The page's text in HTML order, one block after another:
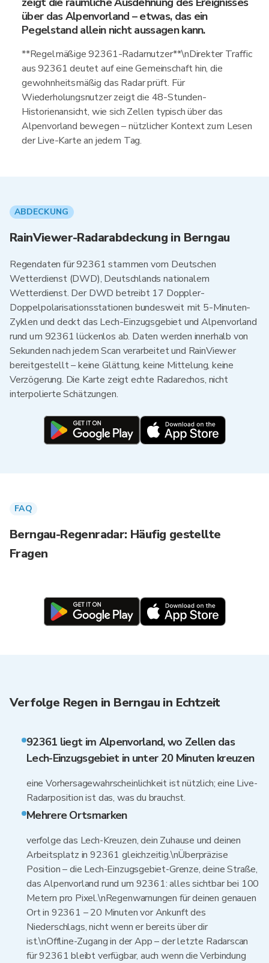
über das Alpenvorland – etwas, das ein
Pegelstand allein nicht aussagen kann.
**Regelmäßige 92361-Radarnutzer**\nDirekter Traffic
aus 92361 deutet auf eine Gemeinschaft hin, die
gewohnheitsmäßig das Radar prüft. Für
Wiederholungsnutzer zeigt die 48-Stunden-
Historienansicht, wie sich Zellen typisch über das
Alpenvorland bewegen – nützlicher Kontext zum Lesen
der Live-Karte an jedem Tag.
ABDECKUNG
RainViewer-Radarabdeckung in Berngau
Regendaten für 92361 stammen vom Deutschen
Wetterdienst (DWD), Deutschlands nationalem
Wetterdienst. Der DWD betreibt 17 Doppler-
Doppelpolarisationsstationen bundesweit mit 5-Minuten-
Zyklen und deckt das Lech-Einzugsgebiet und Alpenvorland
rund um 92361 lückenlos ab. Daten werden innerhalb von
Sekunden nach jedem Scan verarbeitet und RainViewer
bereitgestellt – keine Glättung, keine Mittelung, keine
Verzögerung. Die Karte zeigt echte Radarechos, nicht
interpolierte Schätzungen.
FAQ
Berngau-Regenradar: Häufig gestellte
Fragen
Verfolge Regen in Berngau in Echtzeit
92361 liegt im Alpenvorland, wo Zellen das
Lech-Einzugsgebiet in unter 20 Minuten kreuzen
eine Vorhersagewahrscheinlichkeit ist nützlich; eine Live-
Radarposition ist das, was du brauchst.
Mehrere Ortsmarken
verfolge das Lech-Kreuzen, dein Zuhause und deinen
Arbeitsplatz in 92361 gleichzeitig.\nÜberpräzise
Position – die Lech-Einzugsgebiet-Grenze, deine Straße,
das Alpenvorland rund um 92361: alles sichtbar bei 100
Metern pro Pixel.\nRegenwarnungen für deinen genauen
Ort in 92361 – 20 Minuten vor Ankunft des
Niederschlags, nicht wenn er bereits über dir
ist.\nOffline-Zugang in der App – der letzte Radarscan
für 92361 bleibt verfügbar, auch wenn die Verbindung